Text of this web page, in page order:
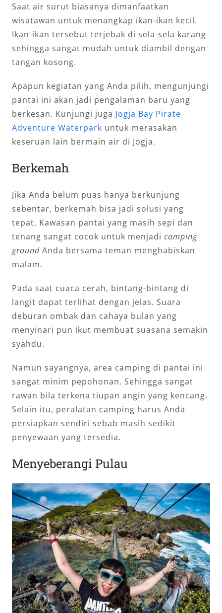
Saat air surut biasanya dimanfaatkan
wisatawan untuk menangkap ikan-ikan kecil.
Ikan-ikan tersebut terjebak di sela-sela karang
sehingga sangat mudah untuk diambil dengan
tangan kosong.
Apapun kegiatan yang Anda pilih, mengunjungi
pantai ini akan jadi pengalaman baru yang
berkesan. Kunjungi juga Jogja Bay Pirate
Adventure Waterpark untuk merasakan
keseruan lain bermain air di Jogja.
Berkemah
Jika Anda belum puas hanya berkunjung
sebentar, berkemah bisa jadi solusi yang
tepat. Kawasan pantai yang masih sepi dan
tenang sangat cocok untuk menjadi camping
groundAnda bersama teman menghabiskan
malam.
Pada saat cuaca cerah, bintang-bintang di
langit dapat terlihat dengan jelas. Suara
deburan ombak dan cahaya bulan yang
menyinari pun ikut membuat suasana semakin
syahdu.
Namun sayangnya, area camping di pantai ini
sangat minim pepohonan. Sehingga sangat
rawan bila terkena tiupan angin yang kencang.
Selain itu, peralatan camping harus Anda
persiapkan sendiri sebab masih sedikit
penyewaan yang tersedia.
Menyeberangi Pulau